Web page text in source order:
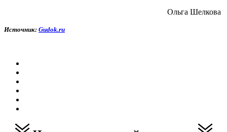
Ольга Шелкова
Источник: Gudok.ru